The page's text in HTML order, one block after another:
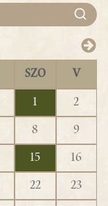
SZO V
1
2
8
9
15
16
22
23